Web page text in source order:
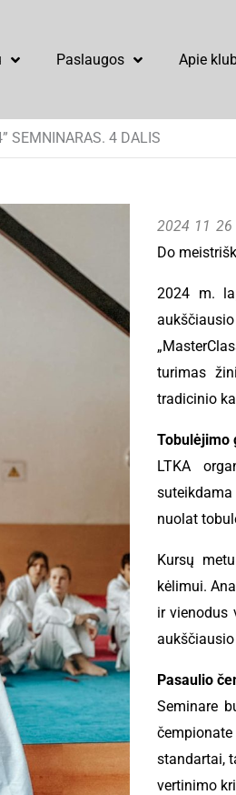
Paslaugos Apie
SEMNINARAS. 4 DALIS
2024 11 26
Do
2024 m.
turimas
tradicinio
Tobulėjimo
LTKA
nuolat
Kursų
kėlimui.
ir vienodus
Pasaulio
Seminare
standartai,
vertinimo